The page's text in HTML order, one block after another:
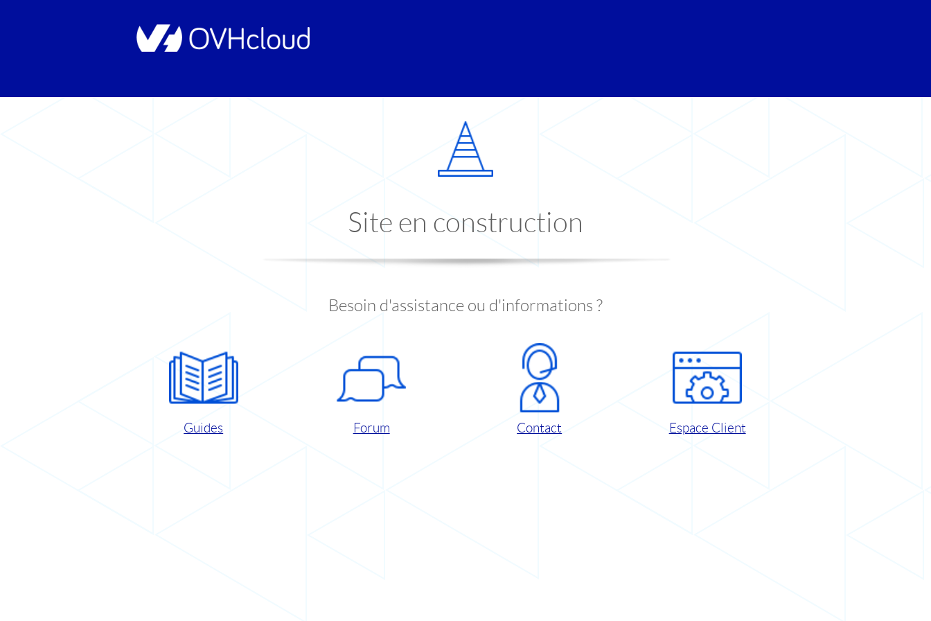
Site en construction
Besoin d'assistance ou d'informations ?
Guides Forum Contact Espace Client